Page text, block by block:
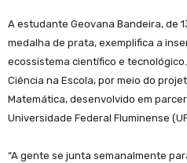
A estudante Geovana Bandeira, de
medalha de prata, exemplifica a
ecossistema científico e
Ciência na Escola, por meio do
Matemática, desenvolvido em
Universidade Federal Fluminense
“A gente se junta semanalmente